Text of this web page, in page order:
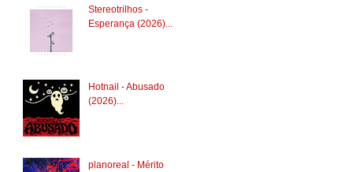
Stereotrilhos -
Esperança (2026)...
Hotnail - Abusado
(2026)...
planoreal - Mérito